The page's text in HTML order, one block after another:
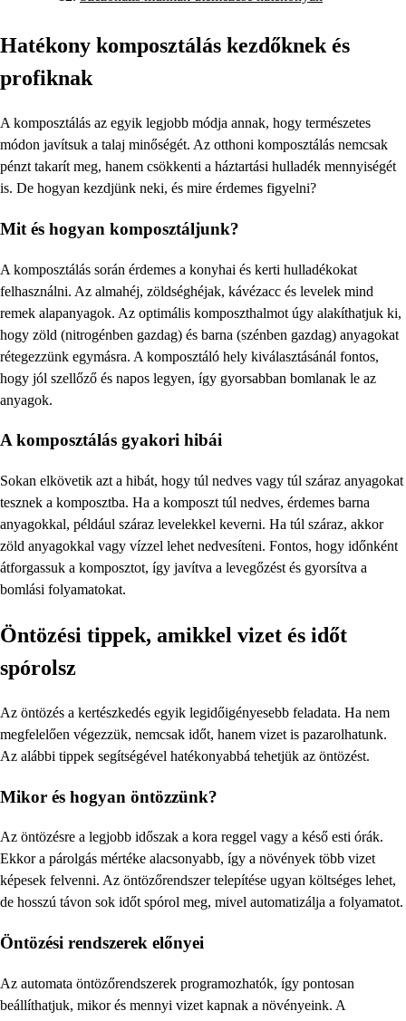
Hatékony komposztálás kezdőknek és
profiknak
A komposztálás az egyik legjobb módja annak, hogy természetes
módon javítsuk a talaj minőségét. Az otthoni komposztálás nemcsak
pénzt takarít meg, hanem csökkenti a háztartási hulladék mennyiségét
is. De hogyan kezdjünk neki, és mire érdemes figyelni?
Mit és hogyan komposztáljunk?
A komposztálás során érdemes a konyhai és kerti hulladékokat
felhasználni. Az almahéj, zöldséghéjak, kávézacc és levelek mind
remek alapanyagok. Az optimális komposzthalmot úgy alakíthatjuk ki,
hogy zöld (nitrogénben gazdag) és barna (szénben gazdag) anyagokat
rétegezzünk egymásra. A komposztáló hely kiválasztásánál fontos,
hogy jól szellőző és napos legyen, így gyorsabban bomlanak le az
anyagok.
A komposztálás gyakori hibái
Sokan elkövetik azt a hibát, hogy túl nedves vagy túl száraz anyagokat
tesznek a komposztba. Ha a komposzt túl nedves, érdemes barna
anyagokkal, például száraz levelekkel keverni. Ha túl száraz, akkor
zöld anyagokkal vagy vízzel lehet nedvesíteni. Fontos, hogy időnként
átforgassuk a komposztot, így javítva a levegőzést és gyorsítva a
bomlási folyamatokat.
Öntözési tippek, amikkel vizet és időt
spórolsz
Az öntözés a kertészkedés egyik legidőigényesebb feladata. Ha nem
megfelelően végezzük, nemcsak időt, hanem vizet is pazarolhatunk.
Az alábbi tippek segítségével hatékonyabbá tehetjük az öntözést.
Mikor és hogyan öntözzünk?
Az öntözésre a legjobb időszak a kora reggel vagy a késő esti órák.
Ekkor a párolgás mértéke alacsonyabb, így a növények több vizet
képesek felvenni. Az öntözőrendszer telepítése ugyan költséges lehet,
de hosszú távon sok időt spórol meg, mivel automatizálja a folyamatot.
Öntözési rendszerek előnyei
Az automata öntözőrendszerek programozhatók, így pontosan
beállíthatjuk, mikor és mennyi vizet kapnak a növényeink. A